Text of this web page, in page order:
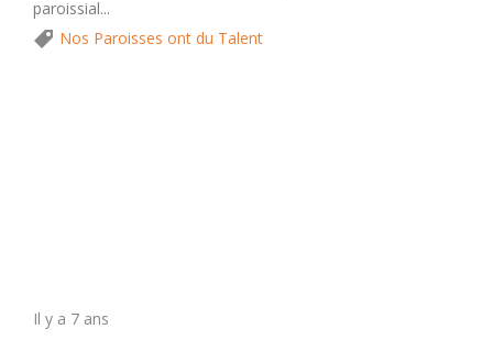
paroissial...
Nos Paroisses ont du Talent
Il y a 7 ans